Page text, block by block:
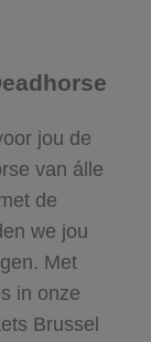
jou de
van álle
de
we jou
Met
in onze
Brussel